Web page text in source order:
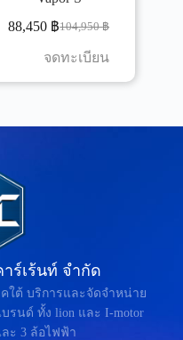
104,950฿
88,450 ฿
จดทะเบียน
ร์เร้นท์ จำกัด
ใต้ บริการและจัดจำหน่าย
รนด์ ทั้ง lion และ I-motor
ะ 3 ล้อไฟฟ้า